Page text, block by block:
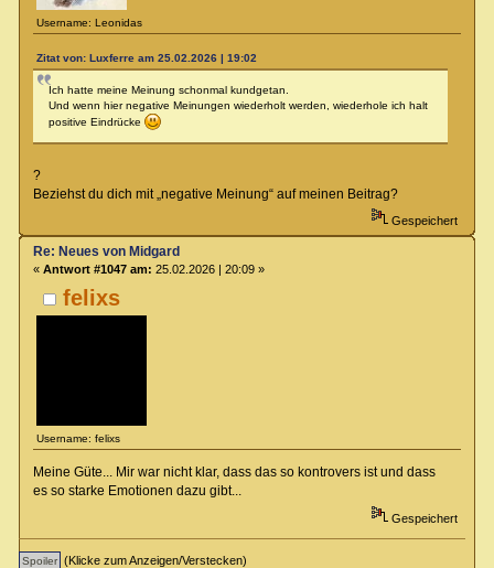
Username: Leonidas
Zitat von: Luxferre am 25.02.2026 | 19:02
Ich hatte meine Meinung schonmal kundgetan.
Und wenn hier negative Meinungen wiederholt werden, wiederhole ich halt
positive Eindrücke
?
Beziehst du dich mit „negative Meinung“ auf meinen Beitrag?
Gespeichert
felixs
Username: felixs
Re: Neues von Midgard
« Antwort #1047 am: 25.02.2026 | 20:09 »
Meine Güte... Mir war nicht klar, dass das so kontrovers ist und dass
es so starke Emotionen dazu gibt...
Gespeichert
(Klicke zum Anzeigen/Verstecken)